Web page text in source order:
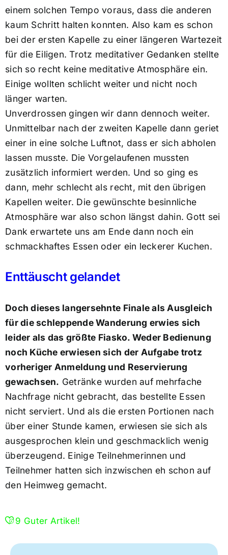
einem solchen Tempo voraus, dass die anderen
kaum Schritt halten konnten. Also kam es schon
bei der ersten Kapelle zu einer längeren Wartezeit
für die Eiligen. Trotz meditativer Gedanken stellte
sich so recht keine meditative Atmosphäre ein.
Einige wollten schlicht weiter und nicht noch
länger warten.
Unverdrossen gingen wir dann dennoch weiter.
Unmittelbar nach der zweiten Kapelle dann geriet
einer in eine solche Luftnot, dass er sich abholen
lassen musste. Die Vorgelaufenen mussten
zusätzlich informiert werden. Und so ging es
dann, mehr schlecht als recht, mit den übrigen
Kapellen weiter. Die gewünschte besinnliche
Atmosphäre war also schon längst dahin. Gott sei
Dank erwartete uns am Ende dann noch ein
schmackhaftes Essen oder ein leckerer Kuchen.
Enttäuscht gelandet
Doch dieses langersehnte Finale als Ausgleich
für die schleppende Wanderung erwies sich
leider als das größte Fiasko. Weder Bedienung
noch Küche erwiesen sich der Aufgabe trotz
vorheriger Anmeldung und Reservierung
gewachsen. Getränke wurden auf mehrfache
Nachfrage nicht gebracht, das bestellte Essen
nicht serviert. Und als die ersten Portionen nach
über einer Stunde kamen, erwiesen sie sich als
ausgesprochen klein und geschmacklich wenig
überzeugend. Einige Teilnehmerinnen und
Teilnehmer hatten sich inzwischen eh schon auf
den Heimweg gemacht.
9 Guter Artikel!